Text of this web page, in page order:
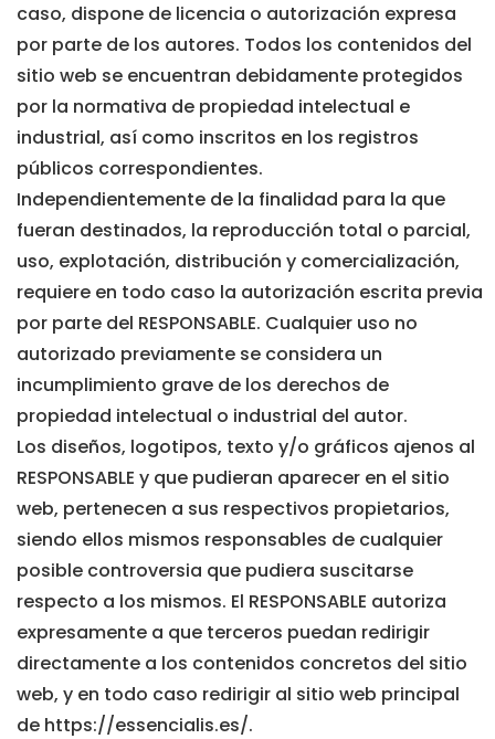
caso, dispone de licencia o autorización expresa
por parte de los autores. Todos los contenidos del
sitio web se encuentran debidamente protegidos
por la normativa de propiedad intelectual e
industrial, así como inscritos en los registros
públicos correspondientes.
Independientemente de la finalidad para la que
fueran destinados, la reproducción total o parcial,
uso, explotación, distribución y comercialización,
requiere en todo caso la autorización escrita previa
por parte del RESPONSABLE. Cualquier uso no
autorizado previamente se considera un
incumplimiento grave de los derechos de
propiedad intelectual o industrial del autor.
Los diseños, logotipos, texto y/o gráficos ajenos al
RESPONSABLE y que pudieran aparecer en el sitio
web, pertenecen a sus respectivos propietarios,
siendo ellos mismos responsables de cualquier
posible controversia que pudiera suscitarse
respecto a los mismos. El RESPONSABLE autoriza
expresamente a que terceros puedan redirigir
directamente a los contenidos concretos del sitio
web, y en todo caso redirigir al sitio web principal
de https://essencialis.es/.